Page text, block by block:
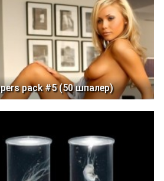
pack #5 (50 шпалер)